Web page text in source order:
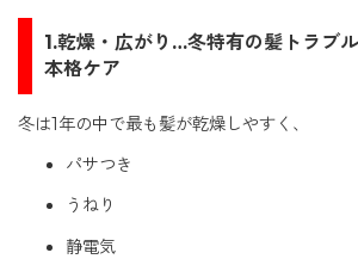
1.乾燥・広がり…冬特有の髪トラブ
本格ケア
冬は1年の中で最も髪が乾燥しやすく、
パサつき
うねり
静電気